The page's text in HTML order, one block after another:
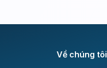
Về chúng tôi